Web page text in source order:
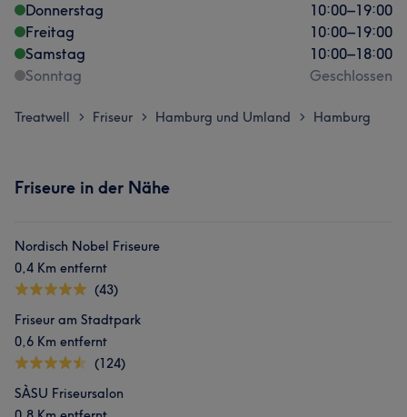
Donnerstag
10:00–19:00
Freitag
10:00–19:00
Samstag
10:00–18:00
Sonntag
Geschlossen
Treatwell > Friseur > Hamburg und Umland > Hamburg
Friseure in der Nähe
Nordisch Nobel Friseure
0,4 Km entfernt
(43)
Friseur am Stadtpark
0,6 Km entfernt
(124)
SÀSU Friseursalon